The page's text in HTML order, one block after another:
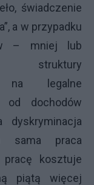
świadczenie
a w przypadku
– mniej lub
struktury
na legalne
od dochodów
dyskryminacja
sama praca
kosztuje
piątą więcej